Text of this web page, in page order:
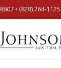
• (828) 264-1125